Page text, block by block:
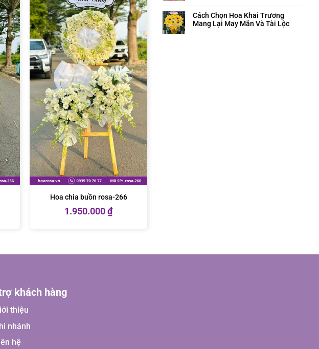
Cách Chọn Hoa Khai Trương
Mang Lại May Mắn Và Tài Lộc
Hoa chia buồn rosa-266
1.950.000₫
khách hàng
thiệu
nhánh
hệ